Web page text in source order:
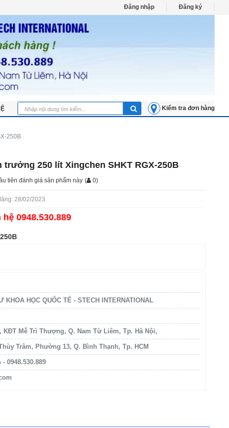
Đăng nhập Đăng ký
Kiểm tra đơn hàng
250B
250 lít Xingchen SHKT RGX-250B
tiên đánh giá sản phẩm này ( 0)
28/02/2023
hệ 0948.530.889
KHOA HỌC QUỐC TẾ - STECH INTERNATIONAL
KĐT Mễ Trì Thượng, Q. Nam Từ Liêm, Tp. Hà Nội,
Trâm, Phường 13, Q. Bình Thạnh, Tp. HCM
0948.530.889